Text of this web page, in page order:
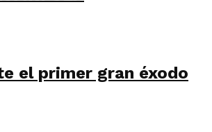
el primer gran éxodo